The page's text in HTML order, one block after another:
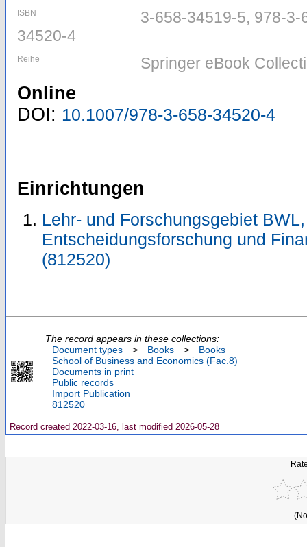
ISBN
3-658-34519-5, 978-
34520-4
Reihe Springer eBook
Online
DOI: 10.1007/978-3-658-34520-4
Einrichtungen
Lehr- und Forschungsgebiet
Entscheidungsforschung und
(812520)
The record appears in these collections:
Document types
> Books >
Books
School of Business and Economics (Fac.8)
Documents in print
Public records
Import Publication
812520
Record created 2022-03-16, last modified 2026-05-28